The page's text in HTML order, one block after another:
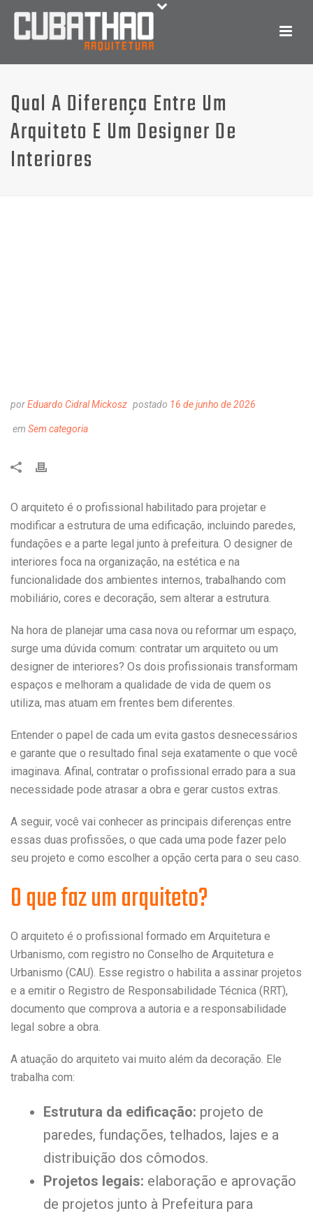
Qual A Diferença Entre Um
Arquiteto E Um Designer De
Interiores
porEduardo Cidral Mickosz postado 16 de junho de 2026
em Sem categoria
O arquiteto é o profissional habilitado para projetar e
modificar a estrutura de uma edificação, incluindo paredes,
fundações e a parte legal junto à prefeitura. O designer de
interiores foca na organização, na estética e na
funcionalidade dos ambientes internos, trabalhando com
mobiliário, cores e decoração, sem alterar a estrutura.
Na hora de planejar uma casa nova ou reformar um espaço,
surge uma dúvida comum: contratar um arquiteto ou um
designer de interiores? Os dois profissionais transformam
espaços e melhoram a qualidade de vida de quem os
utiliza, mas atuam em frentes bem diferentes.
Entender o papel de cada um evita gastos desnecessários
e garante que o resultado final seja exatamente o que você
imaginava. Afinal, contratar o profissional errado para a sua
necessidade pode atrasar a obra e gerar custos extras.
A seguir, você vai conhecer as principais diferenças entre
essas duas profissões, o que cada uma pode fazer pelo
seu projeto e como escolher a opção certa para o seu caso.
O que faz um arquiteto?
O arquiteto é o profissional formado em Arquitetura e
Urbanismo, com registro no Conselho de Arquitetura e
Urbanismo (CAU). Esse registro o habilita a assinar projetos
e a emitir o Registro de Responsabilidade Técnica (RRT),
documento que comprova a autoria e a responsabilidade
legal sobre a obra.
A atuação do arquiteto vai muito além da decoração. Ele
trabalha com:
Estrutura da edificação: projeto de
paredes, fundações, telhados, lajes e a
distribuição dos cômodos.
Projetos legais: elaboração e aprovação
de projetos junto à Prefeitura para